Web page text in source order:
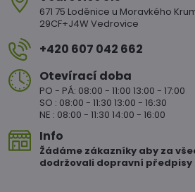
671 75 Loděnice u Moravkého
29CF+J4W Vedrovice
+420 607 042 662
Otevírací doba
PO - PÁ: 08:00 - 11:00 13:00 - 17:00
SO : 08:00 - 11:30 13:00 - 16:30
NE : 08:00 - 11:30 14:00 - 16:00
Info
Žádáme zákazníky aby za
dodržovali dopravní předpisy